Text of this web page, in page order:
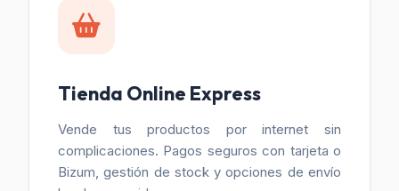
Tienda Online Express
Vende tus productos por internet sin
complicaciones. Pagos seguros con tarjeta o
Bizum, gestión de stock y opciones de envío